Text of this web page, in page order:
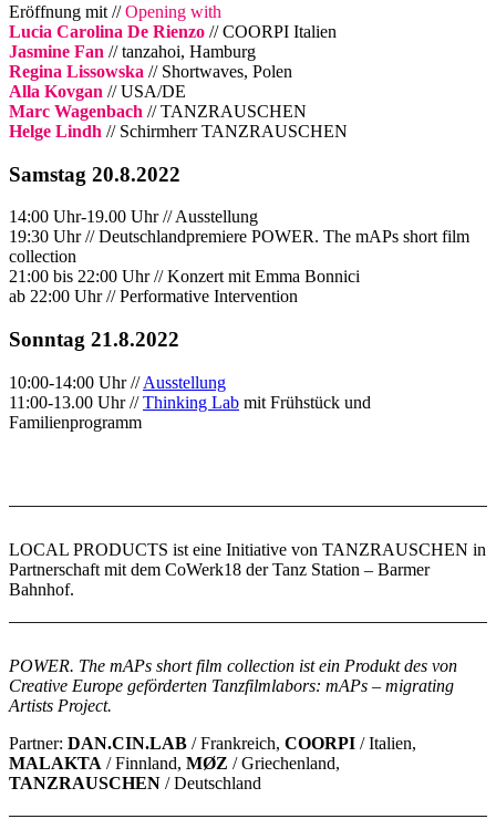
Eröffnung mit //Opening with
Lucia Carolina De Rienzo // COORPI Italien
Jasmine Fan // tanzahoi, Hamburg
Regina Lissowska // Shortwaves, Polen
Alla Kovgan // USA/DE
Marc Wagenbach // TANZRAUSCHEN
Helge Lindh // Schirmherr TANZRAUSCHEN
Samstag 20.8.2022
14:00 Uhr-19.00 Uhr // Ausstellung
19:30 Uhr // Deutschlandpremiere POWER. The mAPs short film
collection
21:00 bis 22:00 Uhr // Konzert mit Emma Bonnici
ab 22:00 Uhr // Performative Intervention
Sonntag 21.8.2022
10:00-14:00 Uhr //Ausstellung
11:00-13.00 Uhr //Thinking Lab mit Frühstück und
Familienprogramm
LOCAL PRODUCTS ist eine Initiative von TANZRAUSCHEN in
Partnerschaft mit dem CoWerk18 der Tanz Station – Barmer
Bahnhof.
POWER. The mAPs short film collection ist ein Produkt des von
Creative Europe geförderten Tanzfilmlabors: mAPs – migrating
Artists Project.
Partner: DAN.CIN.LAB / Frankreich, COORPI / Italien,
MALAKTA / Finnland, MØZ / Griechenland,
TANZRAUSCHEN / Deutschland